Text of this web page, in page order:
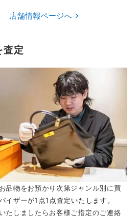
店舗情報ページへ
査定
品物をお預かり次第ジャンル別に買
イザーが1点1点査定いたします。
たしましたらお客様ご指定のご連絡